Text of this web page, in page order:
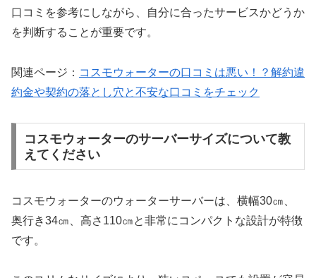
口コミを参考にしながら、自分に合ったサービスかどうか
を判断することが重要です。
関連ページ： コスモウォーターの口コミは悪い！？解約違
約金や契約の落とし穴と不安な口コミをチェック
コスモウォーターのサーバーサイズについて教
えてください
コスモウォーターのウォーターサーバーは、横幅30㎝、
奥行き34㎝、高さ110㎝と非常にコンパクトな設計が特徴
です。